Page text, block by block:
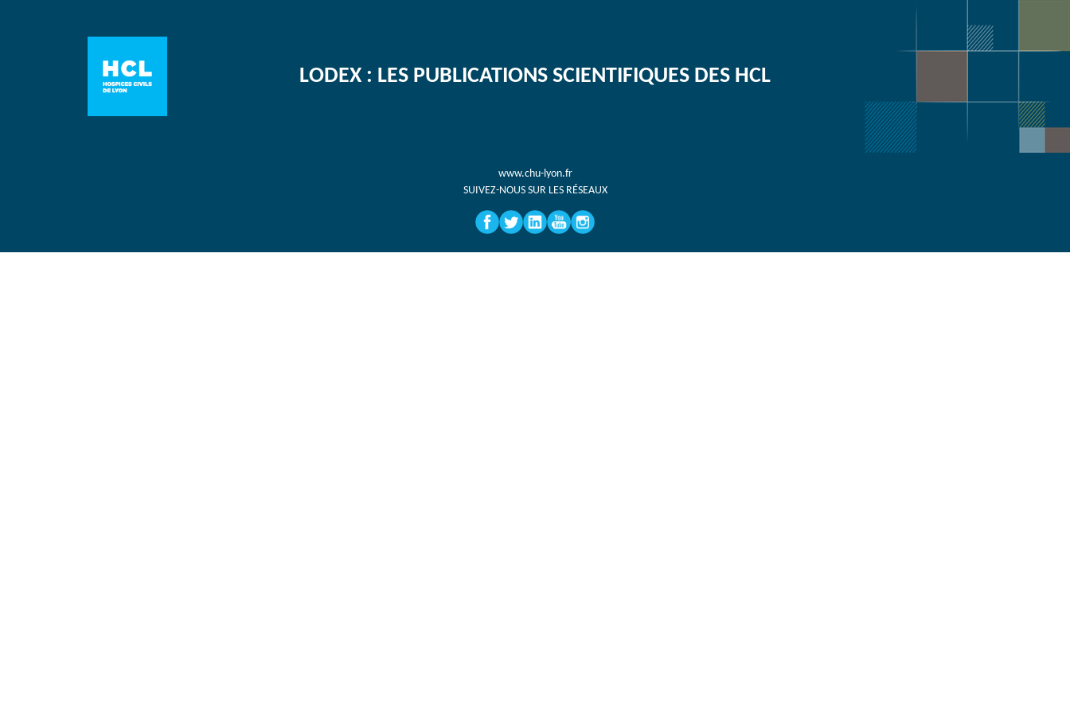
LODEX : LES PUBLICATIONS SCIENTIFIQUES DES HCL
www.chu-lyon.fr
SUIVEZ-NOUS SUR LES RÉSEAUX